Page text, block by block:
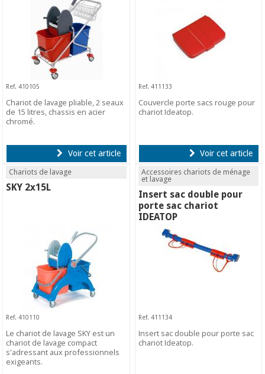
Ref. 410105
Chariot de lavage pliable, 2 seaux
de 15 litres, chassis en acier
chromé.
Voir cet article
Ref. 411133
Couvercle porte sacs rouge pour
chariot Ideatop.
Voir cet article
Chariots de lavage
SKY 2x15L
Ref. 410110
Le chariot de lavage SKY est un
chariot de lavage compact
s'adressant aux professionnels
exigeants.
Accessoires chariots de ménage
et lavage
Insert sac double pour
porte sac chariot
IDEATOP
Ref. 411134
Insert sac double pour porte sac
chariot Ideatop.